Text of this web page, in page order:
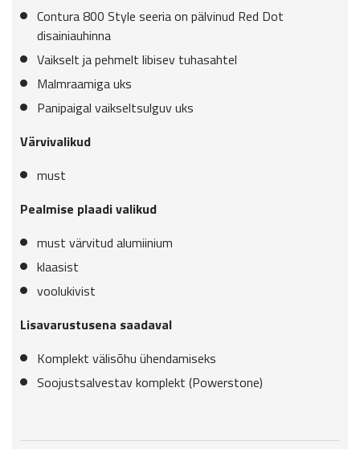
Contura 800 Style seeria on pälvinud Red Dot
disainiauhinna
Vaikselt ja pehmelt libisev tuhasahtel
Malmraamiga uks
Panipaigal vaikseltsulguv uks
Värvivalikud
must
Pealmise plaadi valikud
must värvitud alumiinium
klaasist
voolukivist
Lisavarustusena saadaval
Komplekt välisõhu ühendamiseks
Soojustsalvestav komplekt (Powerstone)